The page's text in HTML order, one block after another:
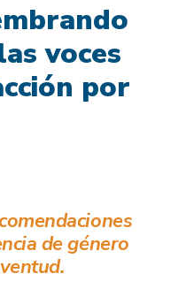
voces
por
de género